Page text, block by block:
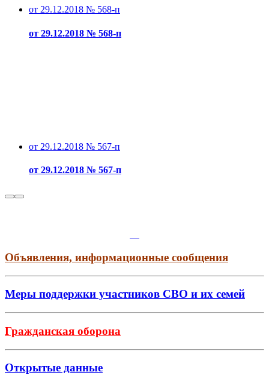
от 29.12.2018 № 568-п
от 29.12.2018 № 568-п
от 29.12.2018 № 567-п
от 29.12.2018 № 567-п
Объявления, информационные сообщения
Меры поддержки участников СВО и их семей
Гражданская оборона
Открытые данные